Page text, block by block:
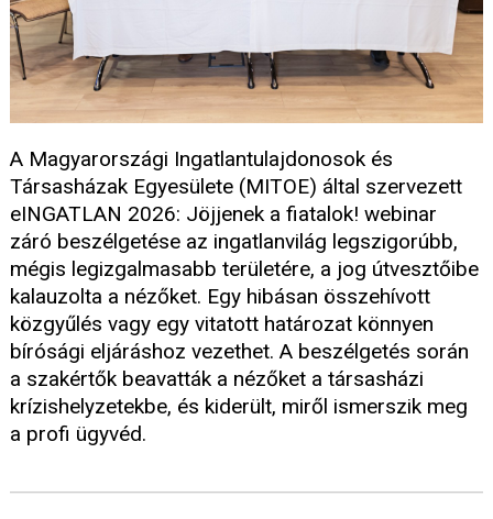
A Magyarországi Ingatlantulajdonosok és
Társasházak Egyesülete (MITOE) által szervezett
eINGATLAN 2026: Jöjjenek a fiatalok! webinar
záró beszélgetése az ingatlanvilág legszigorúbb,
mégis legizgalmasabb területére, a jog útvesztőibe
kalauzolta a nézőket. Egy hibásan összehívott
közgyűlés vagy egy vitatott határozat könnyen
bírósági eljáráshoz vezethet. A beszélgetés során
a szakértők beavatták a nézőket a társasházi
krízishelyzetekbe, és kiderült, miről ismerszik meg
a profi ügyvéd.